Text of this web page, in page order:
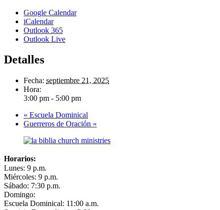
Google Calendar
iCalendar
Outlook 365
Outlook Live
Detalles
Fecha: septiembre 21, 2025
Hora:
3:00 pm - 5:00 pm
« Escuela Dominical
Guerreros de Oración »
Horarios:
Lunes: 9 p.m.
Miércoles: 9 p.m.
Sábado: 7:30 p.m.
Domingo:
Escuela Dominical: 11:00 a.m.